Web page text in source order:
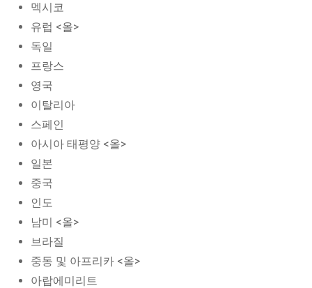
멕시코
유럽 <올>
독일
프랑스
영국
이탈리아
스페인
아시아 태평양 <올>
일본
중국
인도
남미 <올>
브라질
중동 및 아프리카 <올>
아랍에미리트